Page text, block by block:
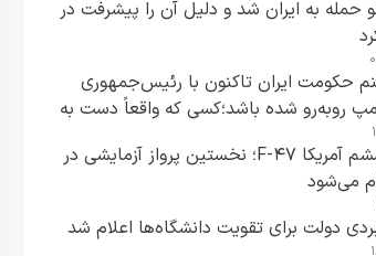
ترامپ مدعی لغو حمله به ایران شد و دلیل آن را پیشرفت در
حکومت ایران تاکنون با رئیس‌جمهوری
روبه‌رو شده باشد؛کسی که واقعاً دست به
جنگنده نسل ششم آمریکا F-۴۷؛ نخستین پرواز آزمایشی در
دولت برای تقویت دانشگاه‌ها اعلام شد